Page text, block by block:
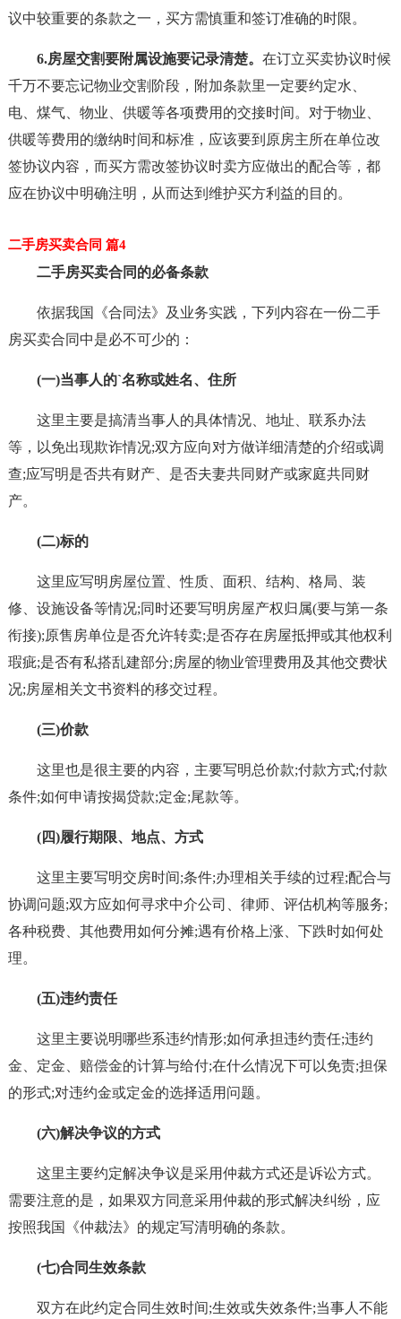
议中较重要的条款之一，买方需慎重和签订准确的时限。
6.房屋交割要附属设施要记录清楚。 在订立买卖协议时候
千万不要忘记物业交割阶段，附加条款里一定要约定水、
电、煤气、物业、供暖等各项费用的交接时间。对于物业、
供暖等费用的缴纳时间和标准，应该要到原房主所在单位改
签协议内容，而买方需改签协议时卖方应做出的配合等，都
应在协议中明确注明，从而达到维护买方利益的目的。
二手房买卖合同 篇4
二手房买卖合同的必备条款
依据我国《合同法》及业务实践，下列内容在一份二手
房买卖合同中是必不可少的：
(一)当事人的`名称或姓名、住所
这里主要是搞清当事人的具体情况、地址、联系办法
等，以免出现欺诈情况;双方应向对方做详细清楚的介绍或调
查;应写明是否共有财产、是否夫妻共同财产或家庭共同财
产。
(二)标的
这里应写明房屋位置、性质、面积、结构、格局、装
修、设施设备等情况;同时还要写明房屋产权归属(要与第一条
衔接);原售房单位是否允许转卖;是否存在房屋抵押或其他权利
瑕疵;是否有私搭乱建部分;房屋的物业管理费用及其他交费状
况;房屋相关文书资料的移交过程。
(三)价款
这里也是很主要的内容，主要写明总价款;付款方式;付款
条件;如何申请按揭贷款;定金;尾款等。
(四)履行期限、地点、方式
这里主要写明交房时间;条件;办理相关手续的过程;配合与
协调问题;双方应如何寻求中介公司、律师、评估机构等服务;
各种税费、其他费用如何分摊;遇有价格上涨、下跌时如何处
理。
(五)违约责任
这里主要说明哪些系违约情形;如何承担违约责任;违约
金、定金、赔偿金的计算与给付;在什么情况下可以免责;担保
的形式;对违约金或定金的选择适用问题。
(六)解决争议的方式
这里主要约定解决争议是采用仲裁方式还是诉讼方式。
需要注意的是，如果双方同意采用仲裁的形式解决纠纷，应
按照我国《仲裁法》的规定写清明确的条款。
(七)合同生效条款
双方在此约定合同生效时间;生效或失效条件;当事人不能